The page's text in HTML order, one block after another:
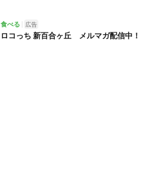
食べる 広告
ロコっち 新百合ヶ丘 メルマガ配信中！